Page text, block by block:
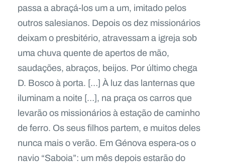
passa a abraçá-los um a um, imitado pelos
outros salesianos. Depois os dez missionários
deixam o presbitério, atravessam a igreja sob
uma chuva quente de apertos de mão,
saudações, abraços, beijos. Por último chega
D. Bosco à porta. […] À luz das lanternas que
iluminam a noite […], na praça os carros que
levarão os missionários à estação de caminho
de ferro. Os seus filhos partem, e muitos deles
nunca mais o verão. Em Génova espera-os o
navio “Saboia”: um mês depois estarão do